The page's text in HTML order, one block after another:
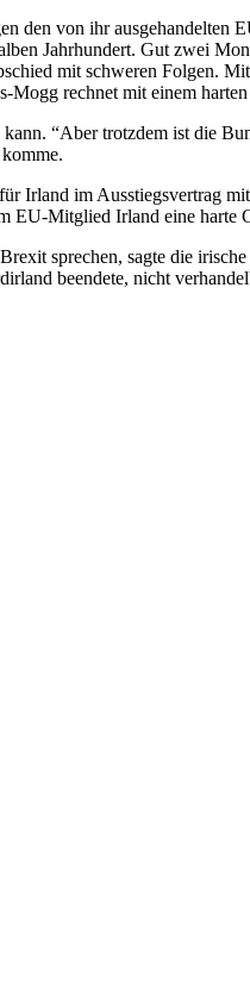
den von ihr ausgehandelten
Jahrhundert. Gut zwei
mit schweren Folgen.
rechnet mit einem
“Aber trotzdem ist die
Irland im Ausstiegsvertrag
EU-Mitglied Irland eine harte
sprechen, sagte die
beendete, nicht